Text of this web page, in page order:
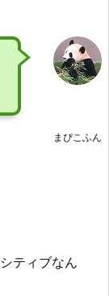
まぴこふん
ティブなん